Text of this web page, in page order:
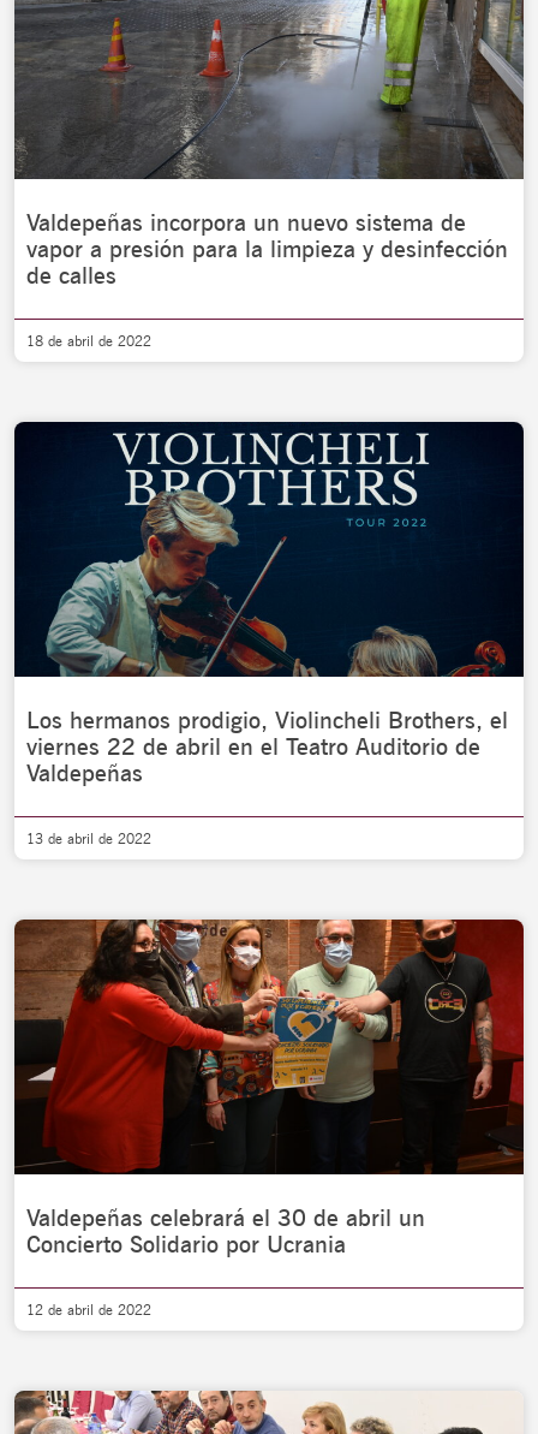
Valdepeñas incorpora un nuevo sistema de
vapor a presión para la limpieza y desinfección
de calles
18 de abril de 2022
Los hermanos prodigio, Violincheli Brothers, el
viernes 22 de abril en el Teatro Auditorio de
Valdepeñas
13 de abril de 2022
Valdepeñas celebrará el 30 de abril un
Concierto Solidario por Ucrania
12 de abril de 2022